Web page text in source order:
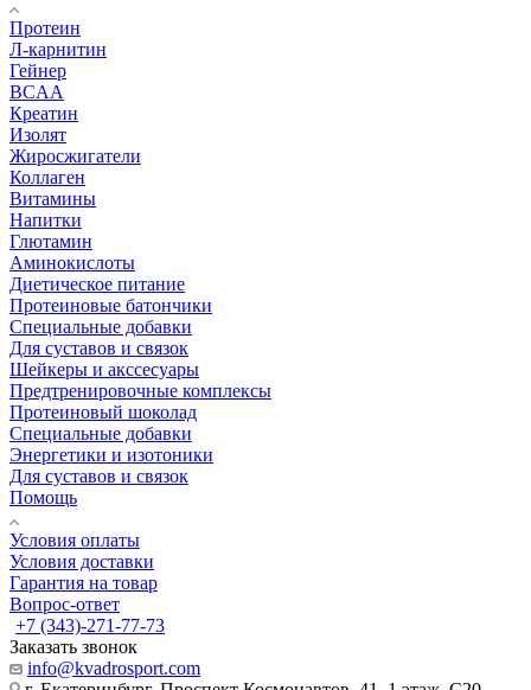
Протеин
Л-карнитин
Гейнер
BCAA
Креатин
Изолят
Жиросжигатели
Коллаген
Витамины
Напитки
Глютамин
Аминокислоты
Диетическое питание
Протеиновые батончики
Специальные добавки
Для суставов и связок
Шейкеры и акссесуары
Предтренировочные комплексы
Протеиновый шоколад
Специальные добавки
Энергетики и изотоники
Для суставов и связок
Помощь
Условия оплаты
Условия доставки
Гарантия на товар
Вопрос-ответ
+7 (343)-271-77-73
Заказать звонок
info@kvadrosport.com